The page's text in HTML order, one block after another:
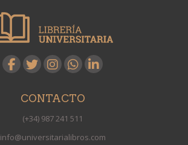
CONTACTO
(+34) 987 241 511
info@universitarialibros.com